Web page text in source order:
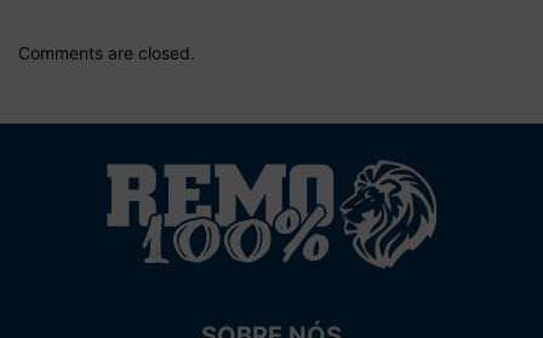
Comments are closed.